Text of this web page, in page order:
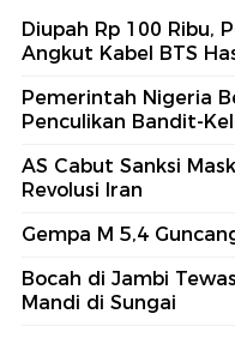
Diupah Rp 100 Ribu,
Angkut Kabel BTS
Pemerintah Nigeria
Penculikan Bandit-
AS Cabut Sanksi
Revolusi Iran
Gempa M 5,4
Bocah di Jambi
Mandi di Sungai